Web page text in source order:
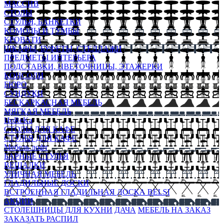
МАССИВ
СТОЛЫ
СТУЛЬЯ, БАНКЕТКИ
КОМОДЫ И ТУМБЫ
КРОВАТИ
ШКАФЫ, БУФЕТЫ, СТЕЛЛАЖИ
ПРЕДМЕТЫ ИНТЕРЬЕРА
ПОДСТАВКИ, ЦВЕТОЧНИЦЫ, ЭТАЖЕРКИ
КОНСОЛИ
БЮРО
СУНДУКИ
БЕСКАРКАСНАЯ МЕБЕЛЬ
МЯГКАЯ МЕБЕЛЬ
HoReKa
СТОЛЫ ДЛЯ КАФЕ
СТУЛЬЯ ДЛЯ КАФЕ
Мебель лофт
БАРНЫЕ СТУЛЬЯ
ВЕШАЛКИ
УЛИЧНАЯ МЕБЕЛЬ
ГЛАДИЛЬНЫЕ ДОСКИ
ВСТРОЕННАЯ ГЛАДИЛЬНАЯ ДОСКА BELSI
АКЦИИ
СТОЛЕШНИЦЫ ДЛЯ КУХНИ ДАЧА МЕБЕЛЬ НА ЗАКАЗ
ЗАКАЗАТЬ РАСПИЛ